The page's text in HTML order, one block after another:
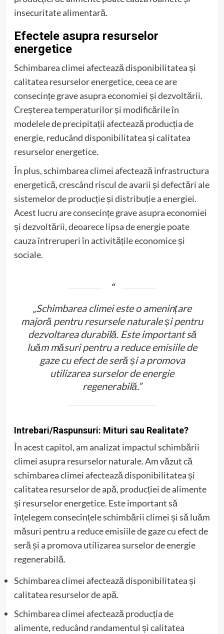
insecuritate alimentară.
Efectele asupra resurselor
energetice
Schimbarea climei afectează disponibilitatea și
calitatea resurselor energetice, ceea ce are
consecințe grave asupra economiei și dezvoltării.
Creșterea temperaturilor și modificările în
modelele de precipitații afectează producția de
energie, reducând disponibilitatea și calitatea
resurselor energetice.
În plus, schimbarea climei afectează infrastructura
energetică, crescând riscul de avarii și defectări ale
sistemelor de producție și distribuție a energiei.
Acest lucru are consecințe grave asupra economiei
și dezvoltării, deoarece lipsa de energie poate
cauza întreruperi în activitățile economice și
sociale.
„Schimbarea climei este o amenințare
majoră pentru resursele naturale și pentru
dezvoltarea durabilă. Este important să
luăm măsuri pentru a reduce emisiile de
gaze cu efect de seră și a promova
utilizarea surselor de energie
regenerabilă.”
Intrebari/Raspunsuri: Mituri sau Realitate?
În acest capitol, am analizat impactul schimbării
climei asupra resurselor naturale. Am văzut că
schimbarea climei afectează disponibilitatea și
calitatea resurselor de apă, producției de alimente
și resurselor energetice. Este important să
înțelegem consecințele schimbării climei și să luăm
măsuri pentru a reduce emisiile de gaze cu efect de
seră și a promova utilizarea surselor de energie
regenerabilă.
Schimbarea climei afectează disponibilitatea și
calitatea resurselor de apă.
Schimbarea climei afectează producția de
alimente, reducând randamentul și calitatea